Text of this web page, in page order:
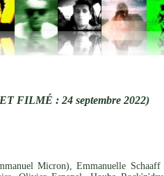
FILMÉ : 24 septembre 2022)
Micron), Emmanuelle